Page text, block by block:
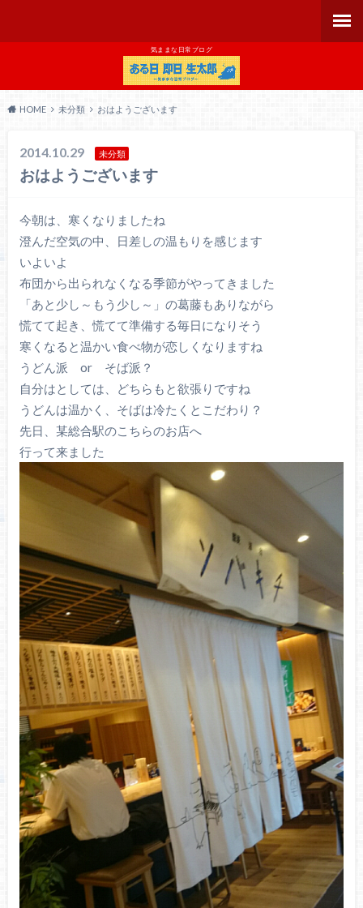
気ままな日常ブログ
HOME 未分類 おはようございます
2014.10.29 未分類
おはようございます
今朝は、寒くなりましたね
澄んだ空気の中、日差しの温もりを感じます
いよいよ
布団から出られなくなる季節がやってきました
「あと少し～もう少し～」の葛藤もありながら
慌てて起き、慌てて準備する毎日になりそう
寒くなると温かい食べ物が恋しくなりますね
うどん派 or そば派？
自分はとしては、どちらもと欲張りですね
うどんは温かく、そばは冷たくとこだわり？
先日、某総合駅のこちらのお店へ
行って来ました